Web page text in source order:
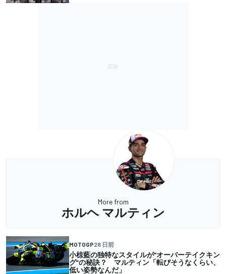
More from
ホルヘ マルティン
MOTOGP28 日前
小椋藍の独特なスタイルが”オーバーテイクキン
グ”の秘訣？ マルティン「転びそうなくらい、
低い姿勢なんだ」